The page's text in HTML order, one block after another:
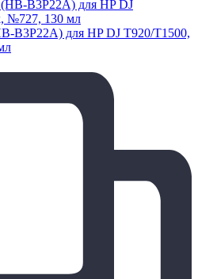
B3P22A) для HP DJ T920/T1500,